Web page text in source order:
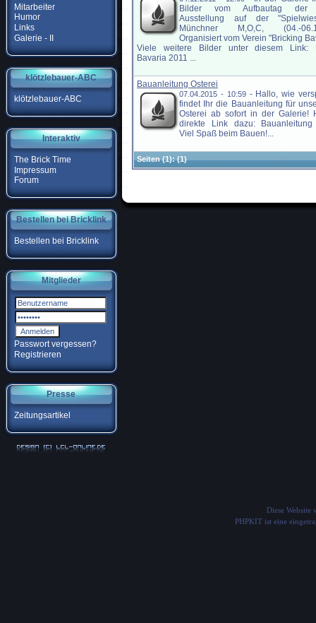
Mitarbeiter
Humor
Links
Galerie - II
klötzlebauer-ABC
klötzlebauer-ABC
Interaktiv
The Brick Time
Impressum
Forum
Bestellen bei Bricklink
Bestellen bei Bricklink
Mitglieder
Passwort vergessen?
Registrieren
Presse
Zeitungsartikel
Bilder vom Aufbautag der
Ausstellung auf der
Münchner M,O,C, (04.-
Organisiert vom Verein "Bricking
Viele weitere Bilder unter diesem Link:
Bavaria 2011 ...
Bauanleitung Osterei
07.04.2015 - 10:59- Hallo, wie
findet Ihr die Bauanleitung für
Osterei ab sofort in der Galerie!
direkte Link dazu: Bauanleitung
Viel Spaß beim Bauen!...
Seiten(1):(1)
Diese Website
PHPKIT ist eine